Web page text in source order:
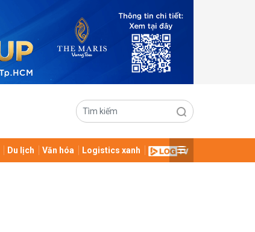
Du lịch Văn hóa Logistics xanh